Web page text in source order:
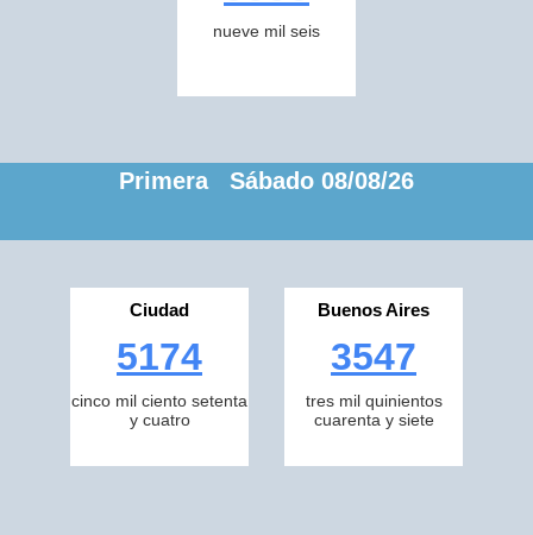
nueve mil seis
Primera Sábado 08/08/26
Ciudad
5174
cinco mil ciento setenta
y cuatro
Buenos Aires
3547
tres mil quinientos
cuarenta y siete